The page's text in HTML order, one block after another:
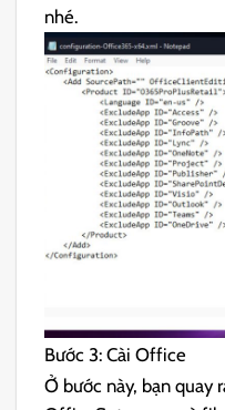
nhé.
Bước 3: Cài Office
Ở bước này, bạn quay